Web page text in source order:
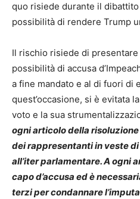
quo risiede durante il
possibilità di rendere Trump
Il rischio risiede di
possibilità di accusa
a fine mandato e al di fuori di
quest’occasione, si è evitata
voto e la sua
ogni articolo della
dei rappresentanti in veste
all’iter parlamentare. A ogni
capo d’accusa ed è
terzi per condannare